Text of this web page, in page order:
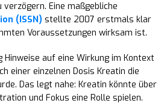
Eine maßgebliche
(ISSN) stellte 2007 erstmals klar
Voraussetzungen wirksam ist.
auf eine Wirkung im Kontext
einer einzelnen Dosis Kreatin die
Das legt nahe: Kreatin könnte über
und Fokus eine Rolle spielen.